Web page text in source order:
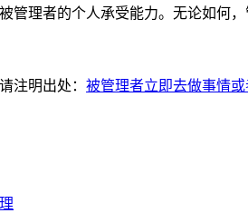
管理者的个人承受能力。无论如何
注明出处： 被管理者立即去做事情